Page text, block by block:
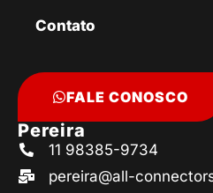
Contato
FALE CONOSCO
Pereira
11 98385-9734
pereira@all-